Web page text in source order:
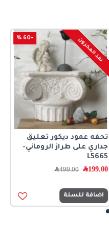
-60 % نفذ المخزون
تحفه عمود ديكور تعليق
جداري على طراز الروماني-
L5665
199.00﷼ 499.00﷼
اضافة للسلة